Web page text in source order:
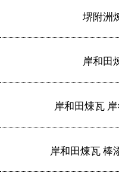
堺附洲
岸和田
岸和田煉瓦
岸和田煉瓦 棒